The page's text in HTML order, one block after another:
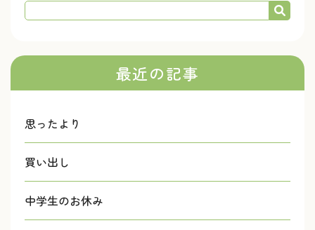
最近の記事
思ったより
買い出し
中学生のお休み